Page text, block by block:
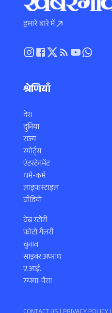
हमारे बारे में
श्रेणियाँ
देश
दुनिया
राज्य
स्पोर्ट्स
एंटरटेनमेंट
धर्म-कर्म
लाइफस्टाइल
वीडियो
वेब स्टोरी
फोटो गैलरी
चुनाव
साइबर अपराध
ए.आई.
रुपया-पैसा